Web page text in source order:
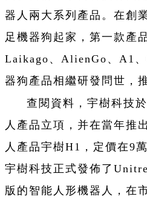
器人兩大系列產品。在創
足機器狗起家，第一款產
Laikago、AlienGo、A1
器狗產品相繼研發問世，
查閱資料，宇樹科技
人產品立項，并在當年推
人產品宇樹H1，定價在9
宇樹科技正式發佈了
版的智能人形機器人，在